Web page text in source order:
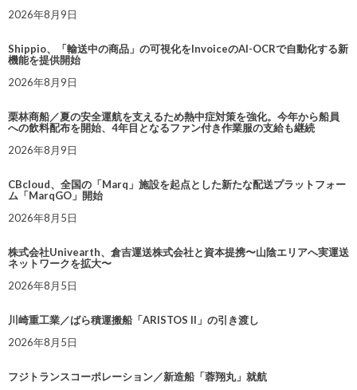
2026年8月9日
Shippio、「輸送中の商品」の可視化をInvoiceのAI-OCRで自動化する新
機能を提供開始
2026年8月9日
栗林商船／夏の安全運航を支えるため熱中症対策を強化。今年から船員
への飲料配布を開始、4年目となるファン付き作業服の支給も継続
2026年8月9日
CBcloud、全国の「Marq」施設を起点とした新たな配送プラットフォー
ム「MarqGO」開始
2026年8月5日
株式会社Univearth、倉吉運送株式会社と資本提携〜山陰エリアへ実運送
ネットワークを拡大〜
2026年8月5日
川崎重工業／ばら積運搬船「ARISTOS II」の引き渡し
2026年8月5日
フジトランスコーポレーション／新造船「蓉翔丸」就航